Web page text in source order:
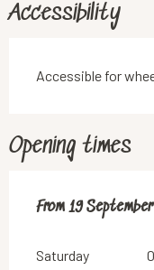
Accessibility
Accessible for
Opening times
From 19
From 19
Saturday